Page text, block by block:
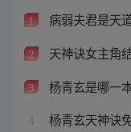
1 病弱夫君是天
2 天神诀女主角
3 杨青玄是哪一
4 杨青玄天神诀